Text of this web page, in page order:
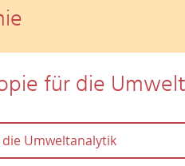
für die
Umweltanalytik